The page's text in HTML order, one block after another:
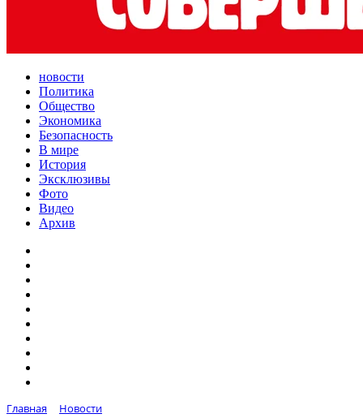
новости
Политика
Общество
Экономика
Безопасность
В мире
История
Эксклюзивы
Фото
Видео
Архив
Главная
Новости